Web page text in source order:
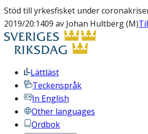
Stöd till yrkesfisket under
2019/20:1409 av Johan Hultberg (M)
Lättläst
Teckenspråk
In English
Other languages
Ordbok